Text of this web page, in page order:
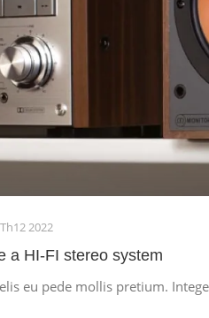
2022
a HI-FI stereo system
eu pede mollis pretium.